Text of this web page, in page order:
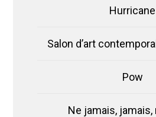
Hurricane
Salon d’art
Pow
Ne jamais,